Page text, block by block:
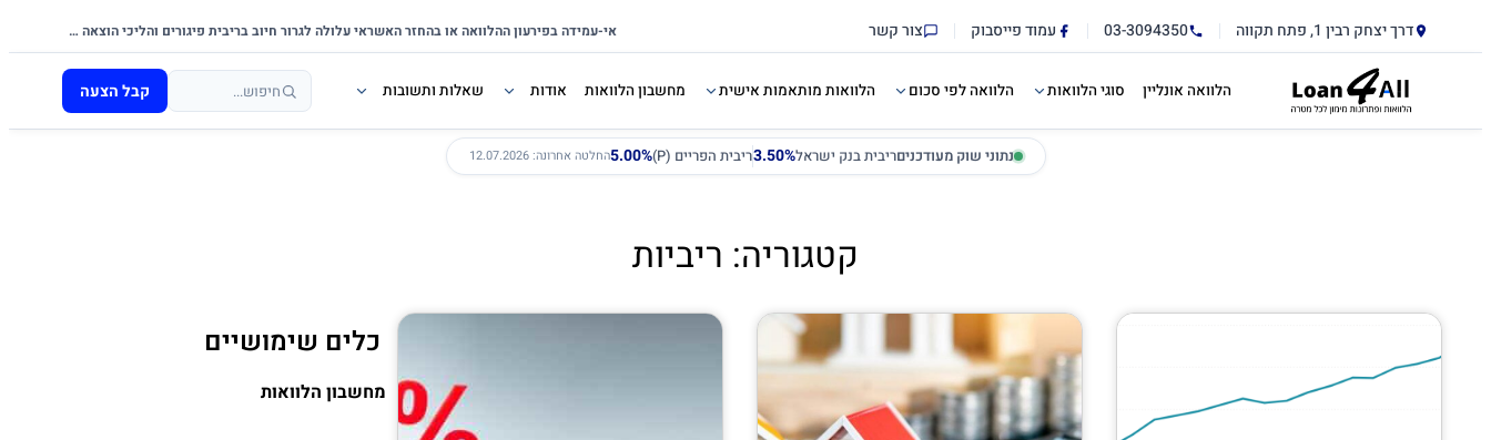
דלג לתוכן הראשי
דרך יצחק רבין 1, פתח תקווה 03-3094350 עמוד פייסבוק צור קשר אי-עמידה בפירעון ההלוואה או בהחזר האשראי עלולה לגרור חיוב בריבית פיגורים והליכי הוצאה לפועל.
הלוואה אונליין סוגי הלוואות הלוואה לפי סכום הלוואות מותאמות אישית מחשבון הלוואות אודות שאלות ותשובות קבל הצעה
נתוני שוק מעודכניםריבית בנק ישראל3.50%ריבית הפריים (P) 5.00%החלטה אחרונה: 12.07.2026
קטגוריה: ריביות
כלים שימושיים
מחשבון הלוואות